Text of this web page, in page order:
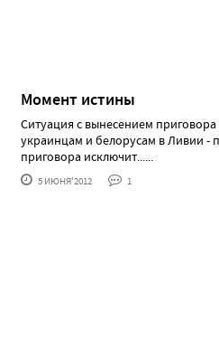
Момент истины
Ситуация с вынесением
украинцам и белорусам в Ливии -
приговора исключит......
5 ИЮНЯ'2012 1